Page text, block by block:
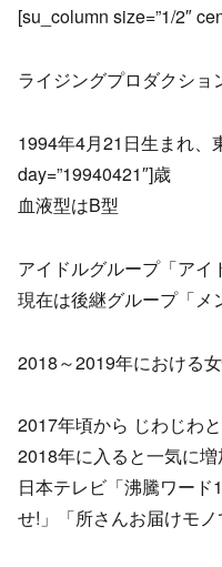
[su_column size=”1/2″
ライジングプロダクショ
1994年4月21日生まれ、
day=”19940421″]歳
血液型はB型
アイドルグループ「アイ
現在は後継グループ「メ
2018～2019年における
2017年頃から じわじわ
2018年に入ると一気に増
日本テレビ「沸騰ワー
せ!」「所さんお届けモ